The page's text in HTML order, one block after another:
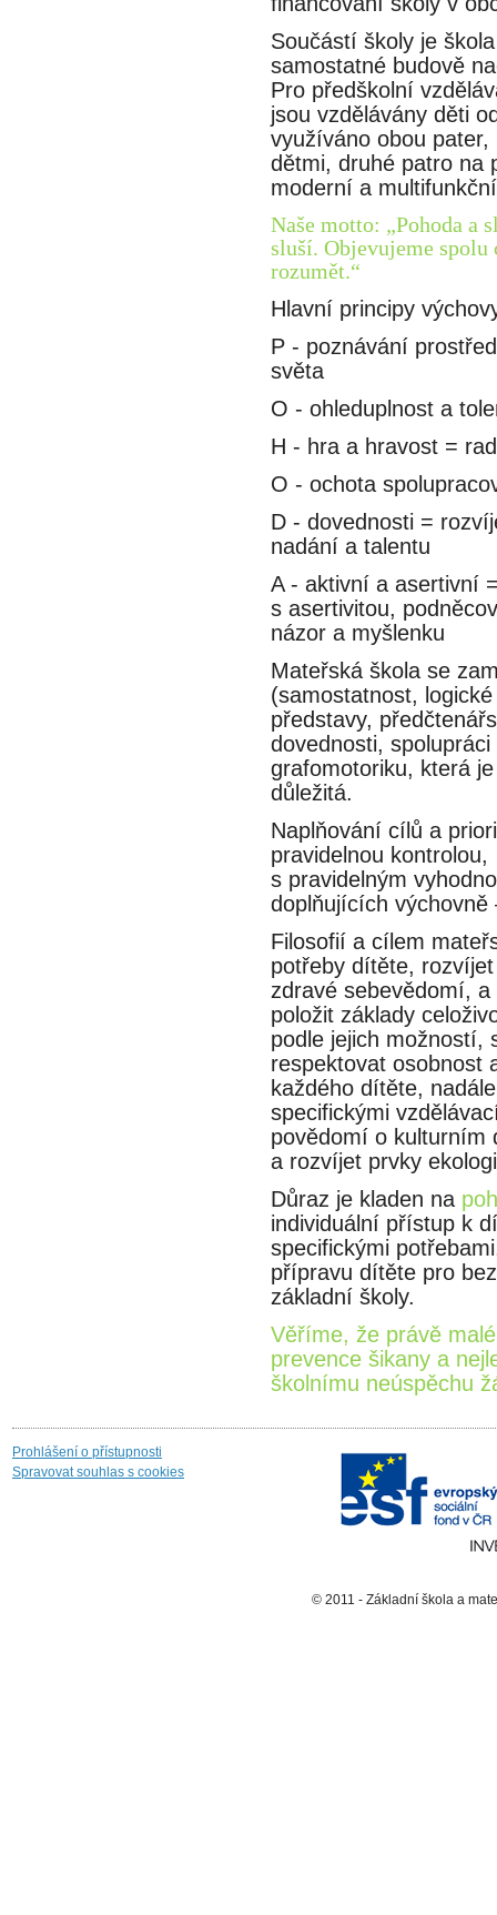
Součástí školy je
samostatné budově
Pro předškolní
jsou vzdělávány děti
využíváno obou
dětmi, druhé patro na
moderní a
Naše motto: „Pohoda a
sluší. Objevujeme spolu
rozumět.“
Hlavní principy
P - poznávání
světa
O - ohleduplnost a
H - hra a hravost =
O - ochota
D - dovednosti =
nadání a talentu
A - aktivní a asertivní
s asertivitou,
názor a myšlenku
Mateřská škola se
(samostatnost,
představy,
dovednosti,
grafomotoriku, která
důležitá.
Naplňování cílů a
pravidelnou kontrolou,
s pravidelným
doplňujících
Filosofií a cílem
potřeby dítěte,
zdravé sebevědomí,
položit základy
podle jejich možností,
respektovat osobnost
každého dítěte,
specifickými
povědomí o kulturním
a rozvíjet prvky
Důraz je kladen na
individuální přístup k
specifickými
přípravu dítěte pro
základní školy.
Věříme, že právě
prevence šikany a
školnímu neúspěchu
Prohlášení o přístupnosti
Spravovat souhlas s cookies
© 2011 - Základní škola a